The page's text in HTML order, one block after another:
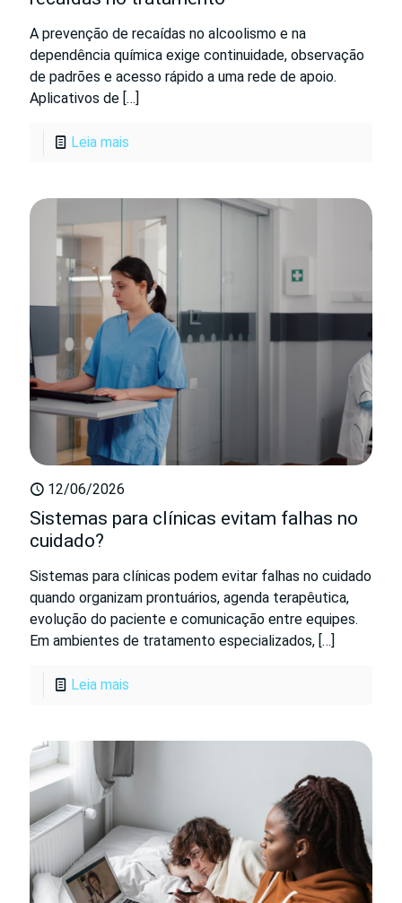
A prevenção de recaídas no alcoolismo e na
dependência química exige continuidade, observação
de padrões e acesso rápido a uma rede de apoio.
Aplicativos de […]
Leia mais
12/06/2026
Sistemas para clínicas evitam falhas no
cuidado?
Sistemas para clínicas podem evitar falhas no cuidado
quando organizam prontuários, agenda terapêutica,
evolução do paciente e comunicação entre equipes.
Em ambientes de tratamento especializados, […]
Leia mais